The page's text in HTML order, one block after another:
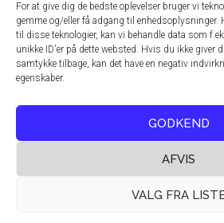
For at give dig de bedste oplevelser bruger vi
gemme og/eller få adgang til
til disse teknologier, kan vi behandle data som
unikke ID'er på dette websted. Hvis du ikke giver
samtykke tilbage, kan det have en negativ
egenskaber.
GODKEND
AFVIS
VALG FRA
DK – 2600
Telefon: +45 43 24
E-mail: